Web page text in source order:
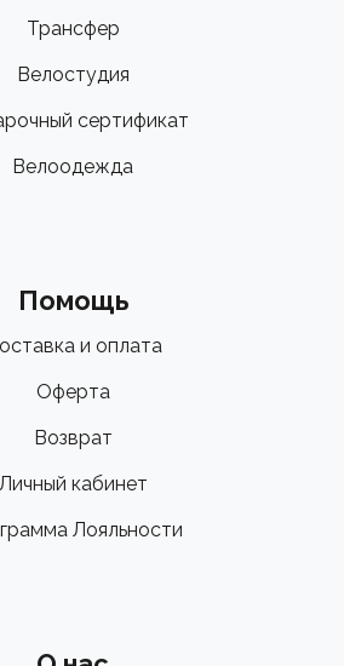
Трансфер
Велостудия
сертификат
Велоодежда
Помощь
и оплата
Оферта
Возврат
Личный кабинет
Лояльности